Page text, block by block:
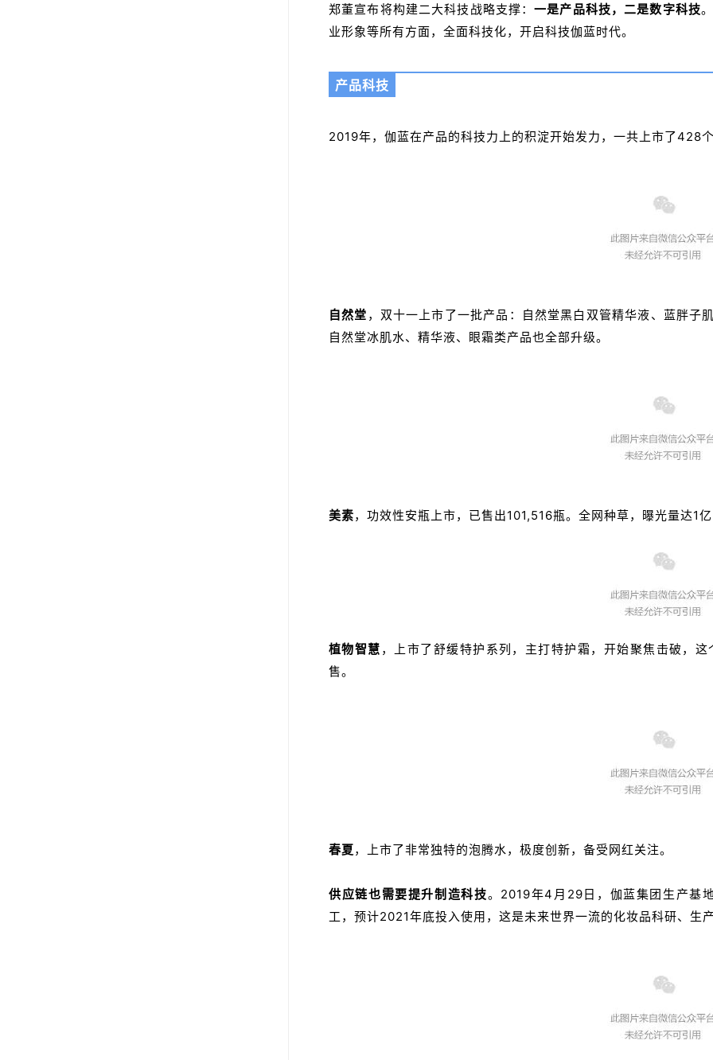
郑董宣布将构建二大科技战略支撑：一是产品科技，二是数字科技
业形象等所有方面，全面科技化，开启科技伽蓝时代。
产品科技
2019年，伽蓝在产品的科技力上的积淀开始发力，一共上市了428
自然堂 ，双十一上市了一批产品：
自然堂黑白双管精华液、蓝胖子
自然堂冰肌水、精华液、眼霜类产品也全部升级。
美素，功效性安瓶上市，已售出101,516瓶。 全网种草，曝光量达1
植物智慧 ，上市了舒缓特护系列，主打特护霜，开始聚焦击破，
售。
春夏，上市了非常独特的泡腾水，极度创新，备受网红关注。
供应链也需要提升制造科技。 2019年4月29日，伽蓝集团生产基
工，预计2021年底投入使用，这是未来世界一流的化妆品科研、生